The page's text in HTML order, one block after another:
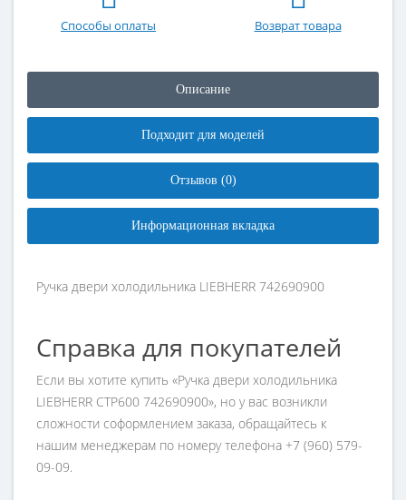
Способы оплаты Возврат товара
Описание
Подходит для моделей
Отзывов (0)
Информационная вкладка
Ручка двери холодильника LIEBHERR 742690900
Справка для покупателей
Если вы хотите купить «Ручка двери холодильника
LIEBHERR CTP600 742690900», но у вас возникли
сложности соформлением заказа, обращайтесь к
нашим менеджерам по номеру телефона +7 (960) 579-
09-09.